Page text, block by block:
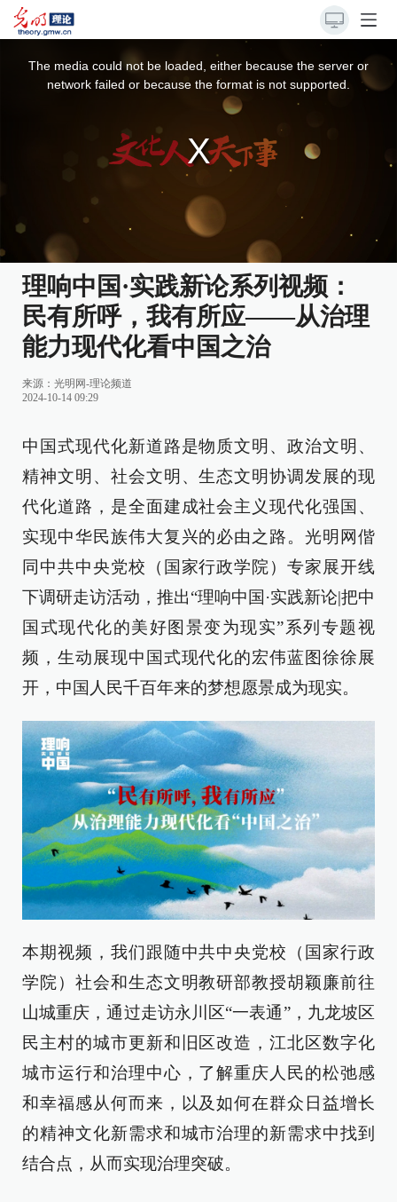
The media could not be loaded, either because the server or
network failed or because the format is not supported.
理响中国·实践新论系列视频：
民有所呼，我有所应——从治理
能力现代化看中国之治
来源： 光明网-理论频道
2024-10-14 09:29
中国式现代化新道路是物质文明、政治文明、
精神文明、社会文明、生态文明协调发展的现
代化道路，是全面建成社会主义现代化强国、
实现中华民族伟大复兴的必由之路。光明网偕
同中共中央党校（国家行政学院）专家展开线
下调研走访活动，推出“理响中国·实践新论|把中
国式现代化的美好图景变为现实”系列专题视
频，生动展现中国式现代化的宏伟蓝图徐徐展
开，中国人民千百年来的梦想愿景成为现实。
本期视频，我们跟随中共中央党校（国家行政
学院）社会和生态文明教研部教授胡颖廉前往
山城重庆，通过走访永川区“一表通”，九龙坡区
民主村的城市更新和旧区改造，江北区数字化
城市运行和治理中心，了解重庆人民的松弛感
和幸福感从何而来，以及如何在群众日益增长
的精神文化新需求和城市治理的新需求中找到
结合点，从而实现治理突破。